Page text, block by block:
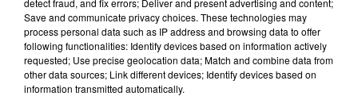
Ateliers du Bocage : le pack a été remis la semaine
dernière par Vinci Autoroutes ;
Pescalis à Moncoutant sur Sèvre tire son épingle du
jeu cette année ( photo ). Près de 5.000 journées de
pêche ont déjà été vendues depuis début 2023.
detect fraud, and fix errors; Deliver and present advertising and content;
Save and communicate privacy choices. These technologies may
process personal data such as IP address and browsing data to offer
following functionalities: Identify devices based on information actively
requested; Use precise geolocation data; Match and combine data from
other data sources; Link different devices; Identify devices based on
information transmitted automatically.